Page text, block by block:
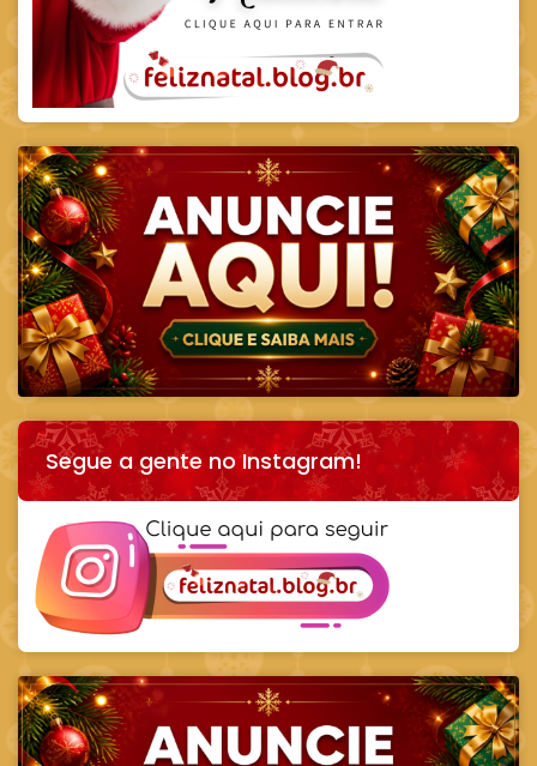
Segue a gente no Instagram!